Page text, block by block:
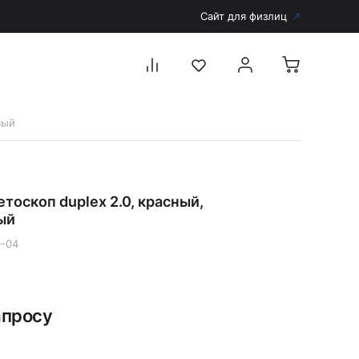
Сайт для физлиц
Аксессуары для дерматоскопов
Аккумуляторы и зарядные устройства
duplex 2.0, красный,
04